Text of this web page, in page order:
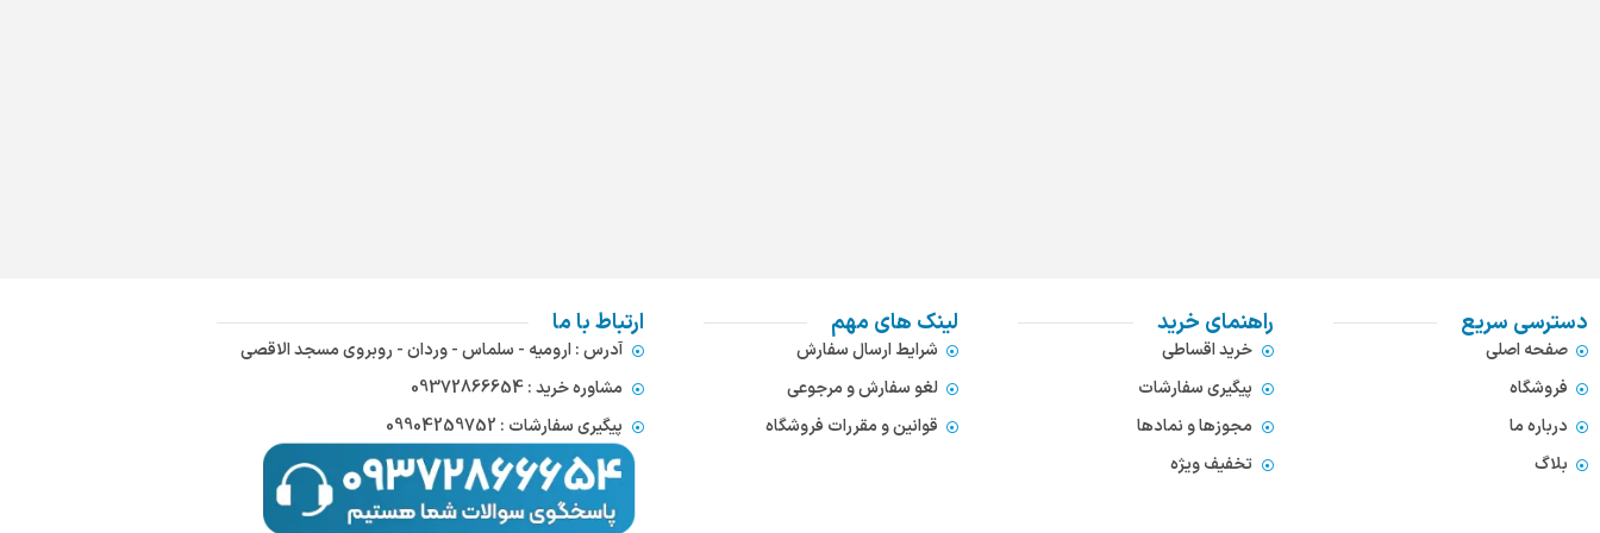
دسترسی سریع
صفحه اصلی
فروشگاه
درباره ما
بلاگ
راهنمای خرید
خرید اقساطی
پیگیری سفارشات
مجوزها و نمادها
تخفیف ویژه
لینک های مهم
شرایط ارسال سفارش
لغو سفارش و مرجوعی
قوانین و مقررات فروشگاه
ارتباط با ما
آدرس : ارومیه - سلماس - وردان - روبروی مسجد الاقصی
مشاوره خرید : 09372866654
پیگیری سفارشات : 09904259752